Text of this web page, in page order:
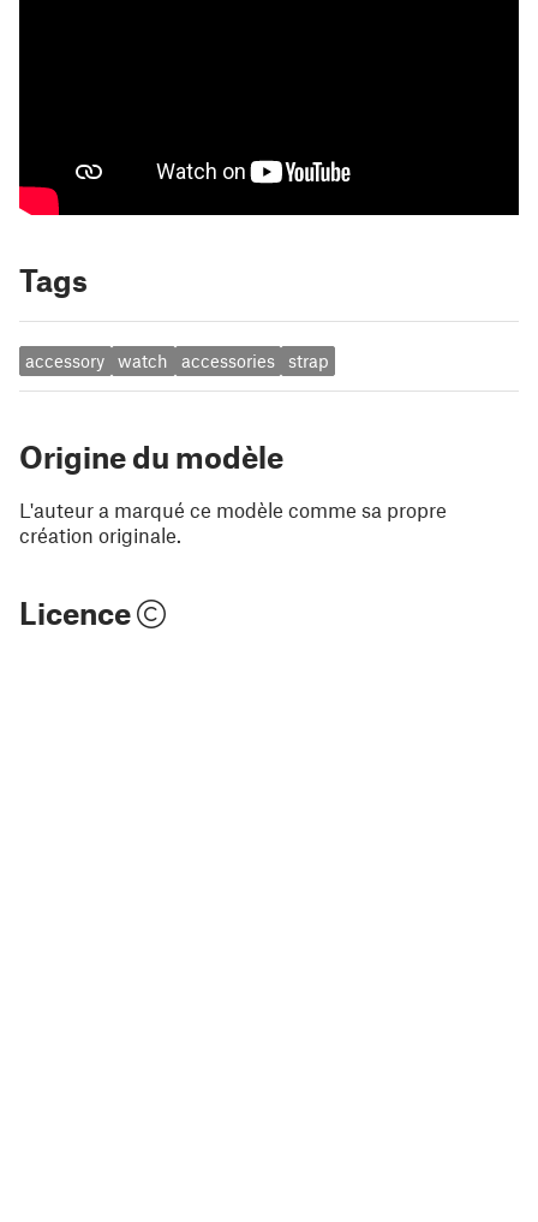
Tags
accessory watch accessories strap
Origine du modèle
L'auteur a marqué ce modèle comme sa propre
création originale.
Licence